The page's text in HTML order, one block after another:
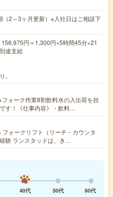
（2～3ヶ月更新）※入社日はご相談下
円＝1,300円×5時間45分×21
途支給
。
ォーク作業8割飲料水の入出荷を担
す！《仕事内容》・飲料…
ォークリフト（リーチ・カウンタ
験 ランスタッドは、き…
40代 50代 60代